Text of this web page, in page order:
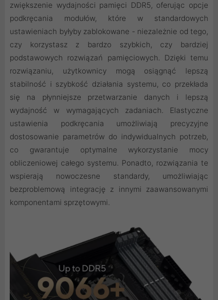
zwiększenie wydajności pamięci DDR5, oferując opcje
podkręcania modułów, które w standardowych
ustawieniach byłyby zablokowane - niezależnie od tego,
czy korzystasz z bardzo szybkich, czy bardziej
podstawowych rozwiązań pamięciowych. Dzięki temu
rozwiązaniu, użytkownicy mogą osiągnąć lepszą
stabilność i szybkość działania systemu, co przekłada
się na płynniejsze przetwarzanie danych i lepszą
wydajność w wymagających zadaniach. Elastyczne
ustawienia podkręcania umożliwiają precyzyjne
dostosowanie parametrów do indywidualnych potrzeb,
co gwarantuje optymalne wykorzystanie mocy
obliczeniowej całego systemu. Ponadto, rozwiązania te
wspierają nowoczesne standardy, umożliwiając
bezproblemową integrację z innymi zaawansowanymi
komponentami sprzętowymi.